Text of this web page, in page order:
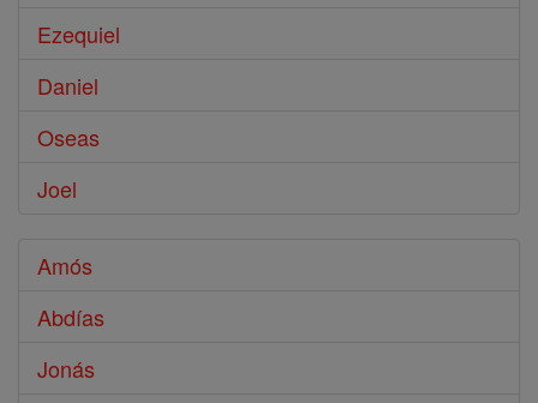
Ezequiel
Daniel
Oseas
Joel
Amós
Abdías
Jonás